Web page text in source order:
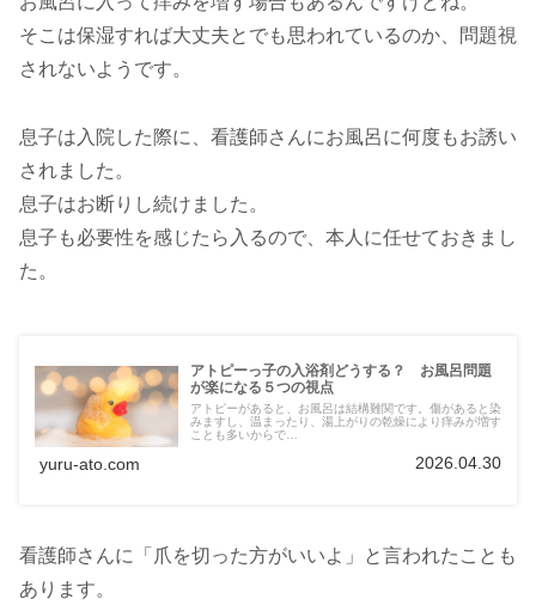
そこは保湿すれば大丈夫とでも思われているのか、問題視
されないようです。
息子は入院した際に、看護師さんにお風呂に何度もお誘い
されました。
息子はお断りし続けました。
息子も必要性を感じたら入るので、本人に任せておきまし
た。
アトピーっ子の入浴剤どうする？ お風呂問題
が楽になる５つの視点
アトピーがあると、お風呂は結構難関です。傷があると染
みますし、温まったり、湯上がりの乾燥により痒みが増す
ことも多いからで…
yuru-ato.com 2026.04.30
看護師さんに「爪を切った方がいいよ」と言われたことも
あります。